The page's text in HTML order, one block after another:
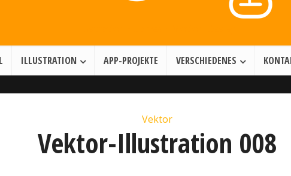
ILLUSTRATION APP-PROJEKTE VERSCHIEDENES
Vektor
Vektor-Illustration 008